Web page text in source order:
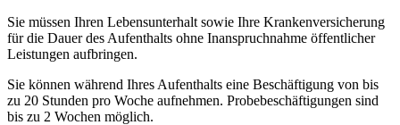
Sie müssen Ihren Lebensunterhalt sowie Ihre Krankenversicherung
für die Dauer des Aufenthalts ohne Inanspruchnahme öffentlicher
Leistungen aufbringen.
Sie können während Ihres Aufenthalts eine Beschäftigung von bis
zu 20 Stunden pro Woche aufnehmen. Probebeschäftigungen sind
bis zu 2 Wochen möglich.